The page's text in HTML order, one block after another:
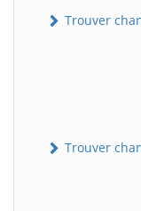
Trouver
Trouver